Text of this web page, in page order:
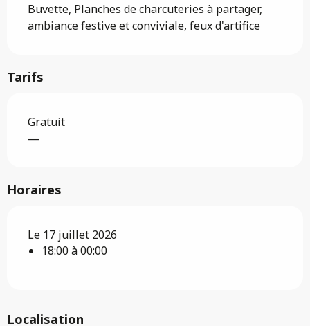
Buvette, Planches de charcuteries à partager,
ambiance festive et conviviale, feux d'artifice
Tarifs
Gratuit
—
Horaires
Le 17 juillet 2026
18:00 à 00:00
Localisation